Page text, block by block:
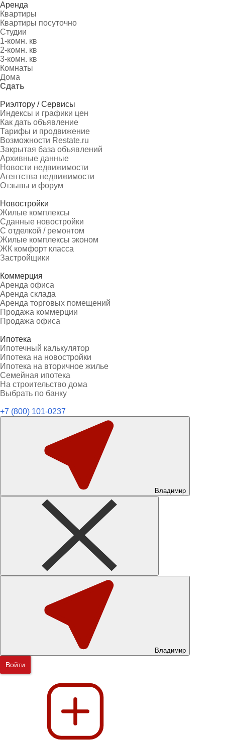
Аренда
Квартиры
Квартиры посуточно
Студии
1-комн. кв
2-комн. кв
3-комн. кв
Комнаты
Дома
Сдать
Риэлтору / Сервисы
Индексы и графики цен
Как дать объявление
Тарифы и продвижение
Возможности Restate.ru
Закрытая база объявлений
Архивные данные
Новости недвижимости
Агентства недвижимости
Отзывы и форум
Новостройки
Жилые комплексы
Сданные новостройки
С отделкой / ремонтом
Жилые комплексы эконом
ЖК комфорт класса
Застройщики
Коммерция
Аренда офиса
Аренда склада
Аренда торговых помещений
Продажа коммерции
Продажа офиса
Ипотека
Ипотечный калькулятор
Ипотека на новостройки
Ипотека на вторичное жилье
Семейная ипотека
На строительство дома
Выбрать по банку
+7 (800) 101-0237
Владимир
Владимир
Войти